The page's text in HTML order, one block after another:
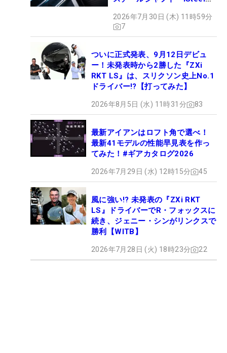
2026年7月30日 (木) 11時59分
7
ついに正式発表、9月12日デビュ
ー！未発表時から2勝した『ZXi
RKT LS』は、スリクソン史上No.1
ドライバー!?【打ってみた】
2026年8月5日 (水) 11時31分 83
最新アイアンはロフト角で選べ！
最新41モデルの性能早見表を作っ
てみた！#ギアカタログ2026
2026年7月29日 (水) 12時15分 45
風に強い!? 未発表の『ZXi RKT
LS』ドライバーでR・フォックスに
続き、ジェニー・シンがリンクスで
勝利【WITB】
2026年7月28日 (火) 18時23分 22